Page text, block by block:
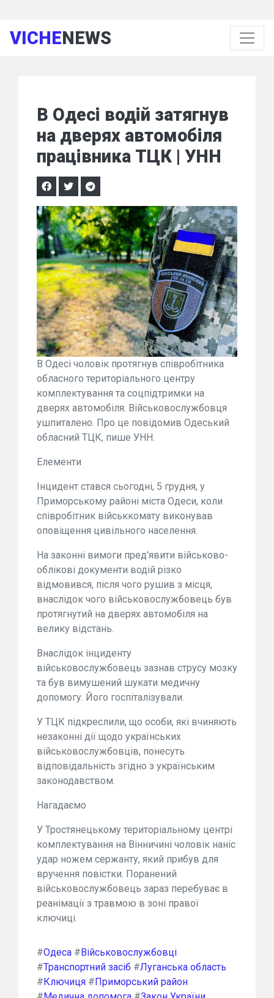
VICHENEWS
В Одесі водій затягнув
на дверях автомобіля
працівника ТЦК | УНН
В Одесі чоловік протягнув співробітника
обласного територіального центру
комплектування та соцпідтримки на
дверях автомобіля. Військовослужбовця
ушпиталено. Про це повідомив Одеський
обласний ТЦК, пише УНН.
Елементи
Інцидент стався сьогодні, 5 грудня, у
Приморському районі міста Одеси, коли
співробітник військкомату виконував
оповіщення цивільного населення.
На законні вимоги пред'явити військово-
облікові документи водій різко
відмовився, після чого рушив з місця,
внаслідок чого військовослужбовець був
протягнутий на дверях автомобіля на
велику відстань.
Внаслідок інциденту
військовослужбовець зазнав струсу мозку
та був вимушений шукати медичну
допомогу. Його госпіталізували.
У ТЦК підкреслили, що особи, які вчиняють
незаконні дії щодо українських
військовослужбовців, понесуть
відповідальність згідно з українським
законодавством.
Нагадаємо
У Тростянецькому територіальному центрі
комплектування на Вінничині чоловік наніс
удар ножем сержанту, який прибув для
вручення повістки. Поранений
військовослужбовець зараз перебуває в
реанімації з травмою в зоні правої
ключиці.
#Одеса #Військовослужбовці
#Транспортний засіб #Луганська область
#Ключиця #Приморський район